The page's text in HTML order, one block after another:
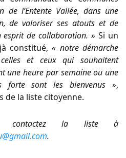
de l’Entente Vallée, dans une
de valoriser ses atouts et de
de collaboration. » Si un
constitué,« notre démarche
et ceux qui souhaitent
une heure par semaine ou une
forte sont les bienvenus »,
de la liste citoyenne.
la liste à
.